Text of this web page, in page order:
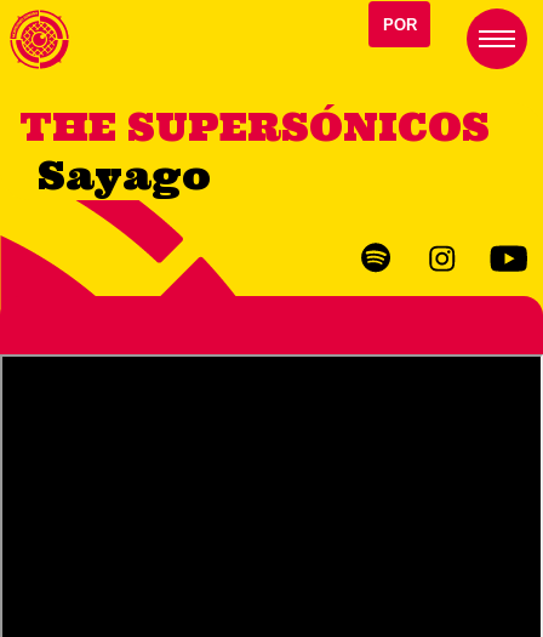
POR
THE SUPERSÓNICOS
Sayago